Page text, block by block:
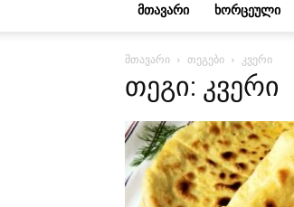
ᲛᲗᲐᲕᲐᲠᲘ ᲮᲝᲠᲪᲔᲣᲚᲘ
მთავარი თეგები კვერი
თეგი: კვერი